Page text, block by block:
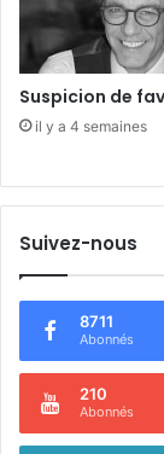
s
Suspicion de
il y a 4 semaines
Suivez-nous
8711
Abonnés
210
Abonnés